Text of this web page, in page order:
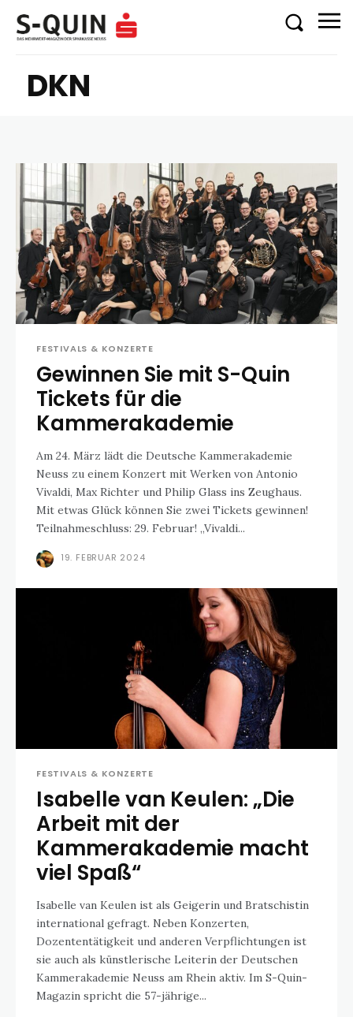
DKN
FESTIVALS & KONZERTE
Gewinnen Sie mit S-Quin
Tickets für die
Kammerakademie
Am 24. März lädt die Deutsche Kammerakademie
Neuss zu einem Konzert mit Werken von Antonio
Vivaldi, Max Richter und Philip Glass ins Zeughaus.
Mit etwas Glück können Sie zwei Tickets gewinnen!
Teilnahmeschluss: 29. Februar! „Vivaldi...
19. FEBRUAR 2024
FESTIVALS & KONZERTE
Isabelle van Keulen: „Die
Arbeit mit der
Kammerakademie macht
viel Spaß“
Isabelle van Keulen ist als Geigerin und Bratschistin
international gefragt. Neben Konzerten,
Dozententätigkeit und anderen Verpflichtungen ist
sie auch als künstlerische Leiterin der Deutschen
Kammerakademie Neuss am Rhein aktiv. Im S-Quin-
Magazin spricht die 57-jährige...